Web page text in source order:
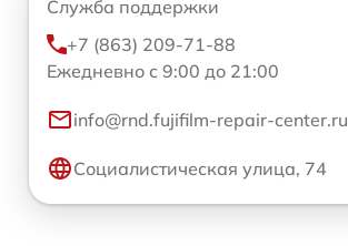
Служба поддержки
+7 (863) 209-71-88
Ежедневно с 9:00 до 21:00
info@rnd.fujifilm-repair-center.ru
Социалистическая улица, 74